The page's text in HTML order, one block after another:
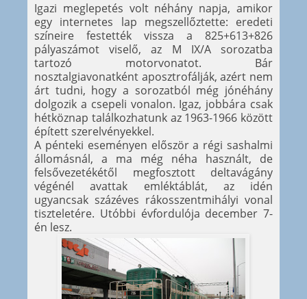
Igazi meglepetés volt néhány napja, amikor
egy internetes lap megszellőztette: eredeti
színeire festették vissza a 825+613+826
pályaszámot viselő, az M IX/A sorozatba
tartozó motorvonatot. Bár
nosztalgiavonatként aposztrofálják, azért nem
árt tudni, hogy a sorozatból még jónéhány
dolgozik a csepeli vonalon. Igaz, jobbára csak
hétköznap találkozhatunk az 1963-1966 között
épített szerelvényekkel.
A pénteki eseményen először a régi sashalmi
állomásnál, a ma még néha használt, de
felsővezetékétől megfosztott deltavágány
végénél avattak emléktáblát, az idén
ugyancsak százéves rákosszentmihályi vonal
tiszteletére. Utóbbi évfordulója december 7-
én lesz.